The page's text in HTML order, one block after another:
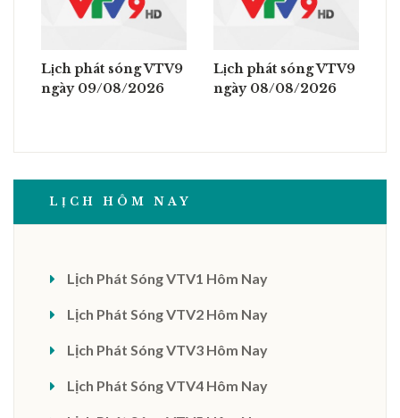
Lịch phát sóng VTV9
ngày 09/08/2026
Lịch phát sóng VTV9
ngày 08/08/2026
LỊCH HÔM NAY
Lịch Phát Sóng VTV1 Hôm Nay
Lịch Phát Sóng VTV2 Hôm Nay
Lịch Phát Sóng VTV3 Hôm Nay
Lịch Phát Sóng VTV4 Hôm Nay